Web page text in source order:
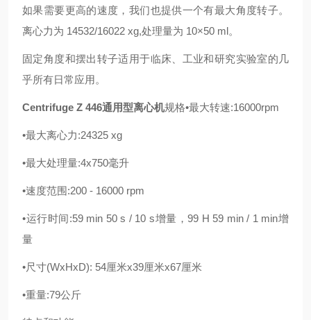
如果需要更高的速度，我们也提供一个有最大角度转子。
离心力为 14532/16022 xg,处理量为 10×50 ml。
固定角度和摆出转子适用于临床、工业和研究实验室的几
乎所有日常应用。
Centrifuge Z 446通用型离心机规格•最大转速:16000rpm
•最大离心力:24325 xg
•最大处理量:4x750毫升
•速度范围:200 - 16000 rpm
•运行时间:59 min 50 s / 10 s增量，99 H 59 min / 1 min增
量
•尺寸(WxHxD): 54厘米x39厘米x67厘米
•重量:79公斤